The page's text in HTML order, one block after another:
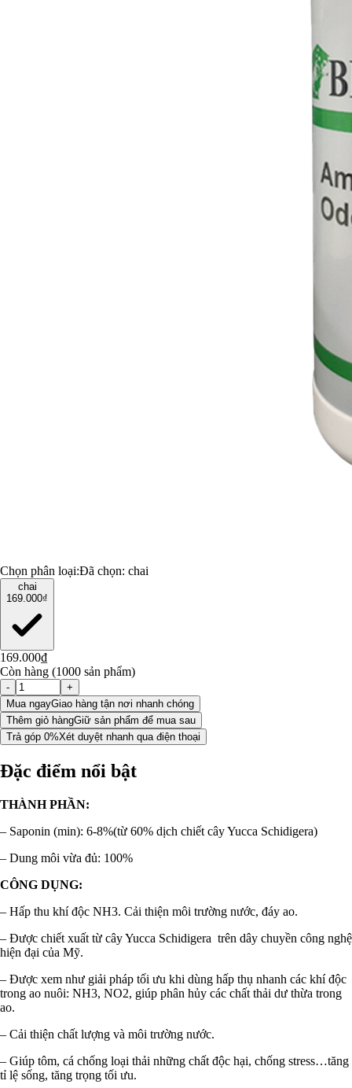
Chọn phân loại:Đã chọn: chai
chai
169.000₫
169.000₫
Còn hàng (1000 sản phẩm)
-
+
Mua ngayGiao hàng tận nơi nhanh chóng
Thêm giỏ hàngGiữ sản phẩm để mua sau
Trả góp 0%Xét duyệt nhanh qua điện thoại
Đặc điểm nổi bật
THÀNH PHẦN:
– Saponin (min): 6-8%(từ 60% dịch chiết cây Yucca Schidigera)
– Dung môi vừa đủ: 100%
CÔNG DỤNG:
– Hấp thu khí độc NH3. Cải thiện môi trường nước, đáy ao.
– Được chiết xuất từ cây Yucca Schidigera trên dây chuyền công nghệ
hiện đại của Mỹ.
– Được xem như giải pháp tối ưu khi dùng hấp thụ nhanh các khí độc
trong ao nuôi: NH3, NO2, giúp phân hủy các chất thải dư thừa trong
ao.
– Cải thiện chất lượng và môi trường nước.
– Giúp tôm, cá chống loại thải những chất độc hại, chống stress…tăng
tỉ lệ sống, tăng trọng tối ưu.